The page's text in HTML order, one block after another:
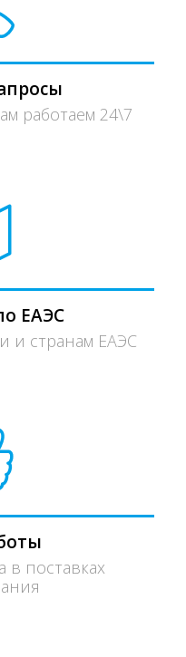
работаем 24\7
ЕАЭС
и странам ЕАЭС
в поставках